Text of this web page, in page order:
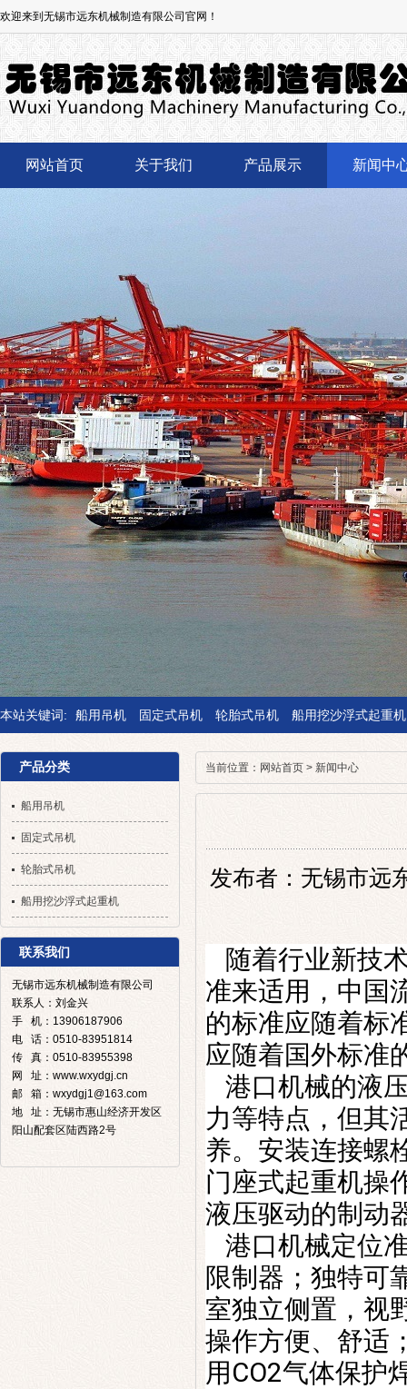
欢迎来到无锡市远东机械制造有限公司官网！
网站首页 关于我们 产品展示 新闻中
本站关键词: 船用吊机 固定式吊机 轮胎式吊机 船用挖沙浮式起重机
当前位置： 网站首页 > 新闻中心
发布者：无锡市远
随着行业新技
准来适用，中国
的标准应随着标
应随着国外标准
港口机械的液
力等特点，但其
养。安装连接螺
门座式起重机操
液压驱动的制动
港口机械定位
限制器；独特可
室独立侧置，视
操作方便、舒适
用CO2气体保护
产品分类
船用吊机
固定式吊机
轮胎式吊机
船用挖沙浮式起重机
联系我们
无锡市远东机械制造有限公司
联系人：刘金兴
手 机：13906187906
电 话：0510-83951814
传 真：0510-83955398
网 址：www.wxydgj.cn
邮 箱：wxydgj1@163.com
地 址：无锡市惠山经济开发区
阳山配套区陆西路2号